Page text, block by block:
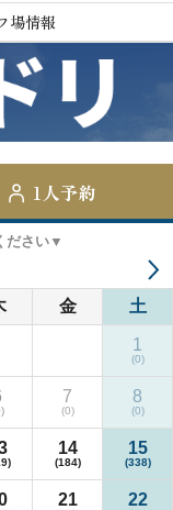
場情報
1人予約
ださい▼
金 土
1
7 8
14 15
21 22